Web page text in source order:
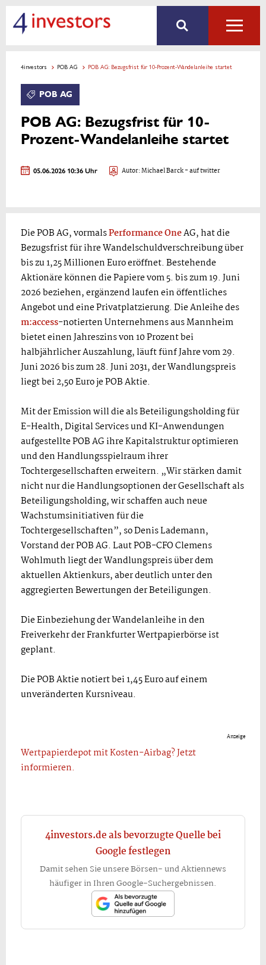
4investors POB AG POB AG: Bezugsfrist für 10-Prozent-Wandelanleihe startet
POB AG
POB AG: Bezugsfrist für 10-
Prozent-Wandelanleihe startet
05.06.2026 10:36 Uhr Autor:Michael Barck- auf twitter
Die POB AG, vormalsPerformance OneAG, hat die
Bezugsfrist für ihre Wandelschuldverschreibung über
bis zu 1,25 Millionen Euro eröffnet. Bestehende
Aktionäre können die Papiere vom 5. bis zum 19. Juni
2026 beziehen, ergänzend laufen ein öffentliches
Angebot und eine Privatplatzierung. Die Anleihe des
m:access-notierten Unternehmens aus Mannheim
bietet einen Jahreszins von 10 Prozent bei
halbjährlicher Auszahlung, läuft fünf Jahre vom 29.
Juni 2026 bis zum 28. Juni 2031, der Wandlungspreis
liegt bei 2,50 Euro je POB Aktie.
Mit der Emission will die als Beteiligungsholding für
E-Health, Digital Services und KI-Anwendungen
aufgestellte POB AG ihre Kapitalstruktur optimieren
und den Handlungsspielraum ihrer
Tochtergesellschaften erweitern. „Wir stärken damit
nicht nur die Handlungsoptionen der Gesellschaft als
Beteiligungsholding, wir schaffen auch neue
Wachstumsinitiativen für die
Tochtergesellschaften”, so Denis Lademann,
Vorstand der POB AG. Laut POB-CFO Clemens
Wohlmuth liegt der Wandlungspreis über dem
aktuellen Aktienkurs, aber deutlich unter den
aggregierten Bewertungen der Beteiligungen.
Die Einbeziehung der Wandelanleihe in den
Freiverkehr der Frankfurter Wertpapierbörse ist
geplant.
Die POB Aktie notiert bei 1,45 Euro auf einem
unveränderten Kursniveau.
Anzeige
Wertpapierdepot mit Kosten-Airbag? Jetzt
informieren.
4investors.de als bevorzugte Quelle bei
Google festlegen
Damit sehen Sie unsere Börsen- und Aktiennews
häufiger in Ihren Google-Suchergebnissen.